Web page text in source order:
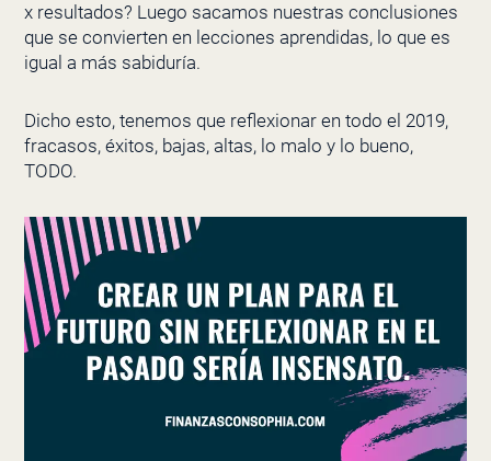
x resultados? Luego sacamos nuestras conclusiones
que se convierten en lecciones aprendidas, lo que es
igual a más sabiduría.
Dicho esto, tenemos que reflexionar en todo el 2019,
fracasos, éxitos, bajas, altas, lo malo y lo bueno,
TODO.